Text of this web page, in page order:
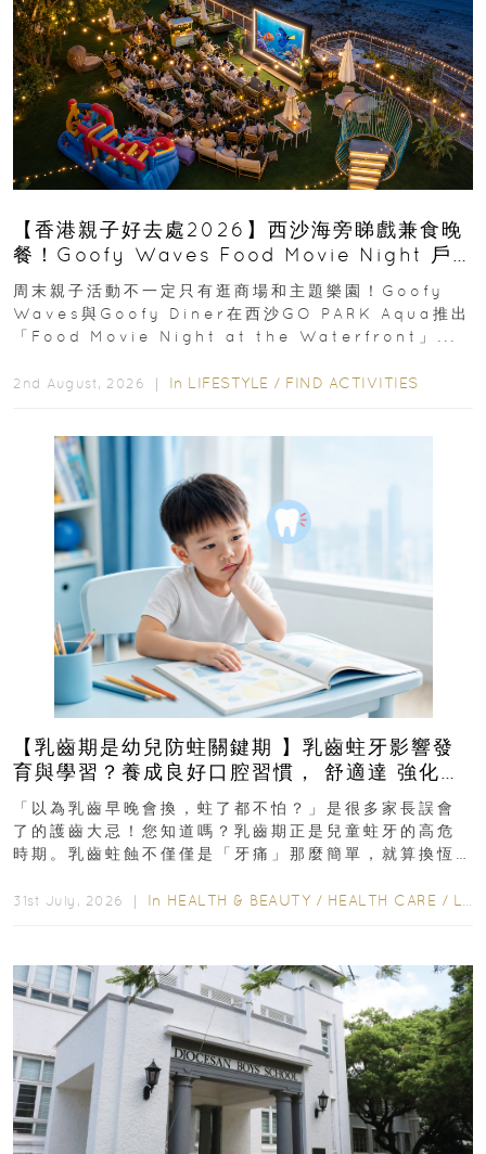
【香港親子好去處2026】西沙海旁睇戲兼食晚
餐！Goofy Waves Food Movie Night 戶
外影院逢週末登場
周末親子活動不一定只有逛商場和主題樂園！Goofy
Waves與Goofy Diner在西沙GO PARK Aqua推出
「Food Movie Night at the Waterfront」...
2nd August, 2026 ｜ In LIFESTYLE / FIND ACTIVITIES
【乳齒期是幼兒防蛀關鍵期 】乳齒蛀牙影響發
育與學習？養成良好口腔習慣， 舒適達 強化琺
瑯質 兒童牙膏防護指南
「以為乳齒早晚會換，蛀了都不怕？」是很多家長誤會
了的護齒大忌！您知道嗎？乳齒期正是兒童蛀牙的高危
時期。乳齒蛀蝕不僅僅是「牙痛」那麼簡單，就算換恆
31st July, 2026 ｜ In HEALTH & BEAUTY / HEALTH CARE / LIFESTYLE